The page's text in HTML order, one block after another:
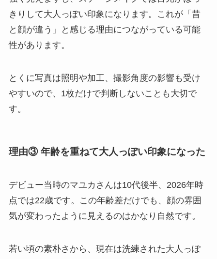
きりして大人っぽい印象になります。これが「昔
と顔が違う」と感じる理由につながっている可能
性があります。
とくに写真は照明や加工、撮影角度の影響も受け
やすいので、1枚だけで判断しないことも大切で
す。
理由③ 年齢を重ねて大人っぽい印象になった
デビュー当時のマユカさんは10代後半、2026年時
点では22歳です。この年齢差だけでも、顔の雰囲
気が変わったように見えるのはかなり自然です。
若い頃の素朴さから、現在は洗練された大人っぽ